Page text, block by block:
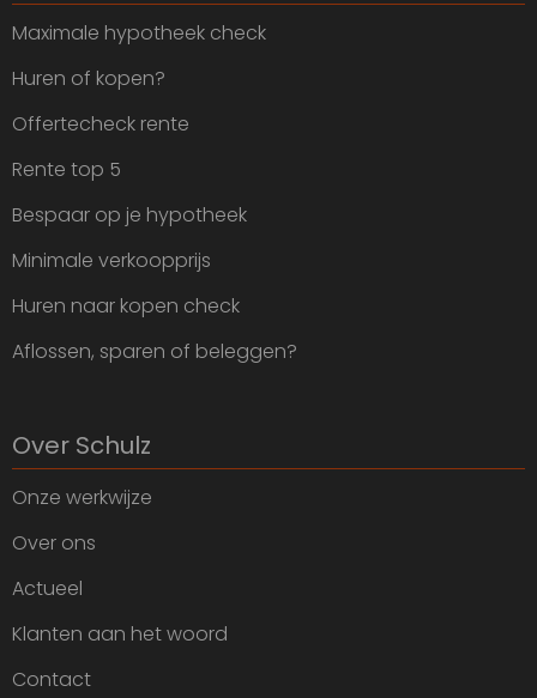
Maximale hypotheek check
Huren of kopen?
Offertecheck rente
Rente top 5
Bespaar op je hypotheek
Minimale verkoopprijs
Huren naar kopen check
Aflossen, sparen of beleggen?
Over Schulz
Onze werkwijze
Over ons
Actueel
Klanten aan het woord
Contact